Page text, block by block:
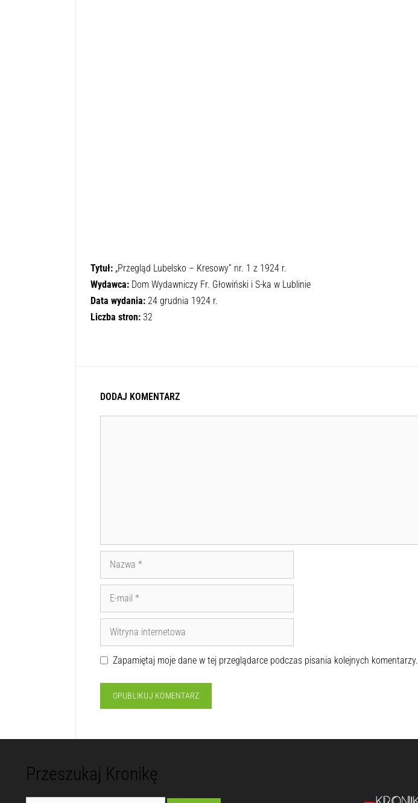
Tytuł:„Przegląd Lubelsko – Kresowy” nr. 1 z 1924 r.
Wydawca:Dom Wydawniczy Fr. Głowiński i S-ka w Lublinie
Data wydania:24 grudnia 1924 r.
Liczba stron:32
DODAJ KOMENTARZ
Zapamiętaj moje dane w tej przeglądarce podczas pisania kolejnych komentarzy.
Przeszukaj Kronikę